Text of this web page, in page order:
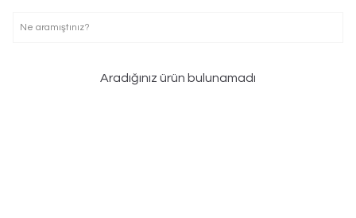
Aradığınız ürün bulunamadı